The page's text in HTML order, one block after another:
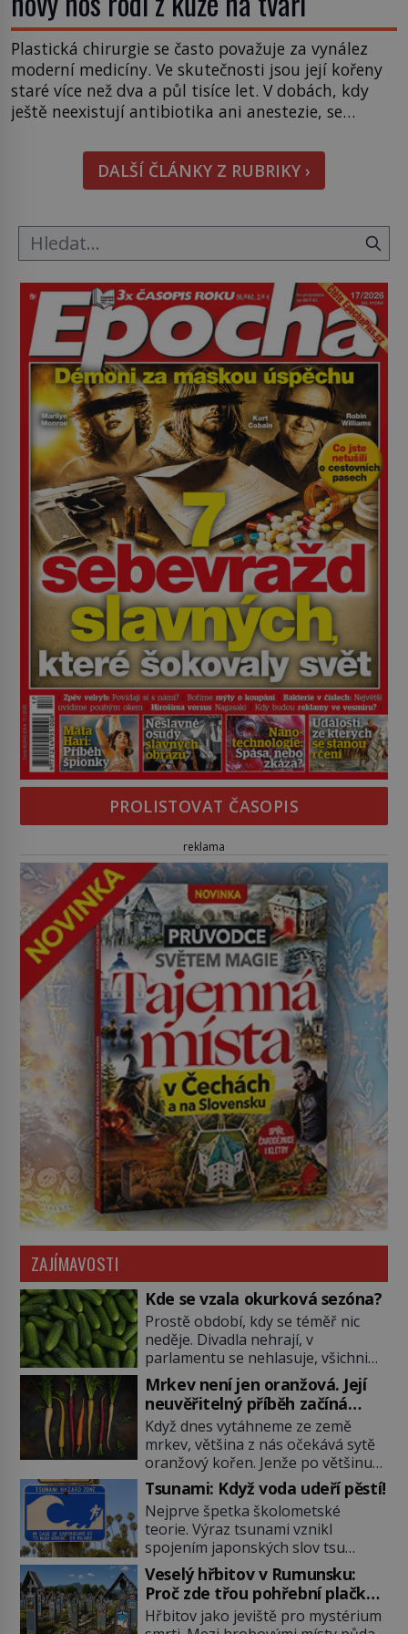
Plastická chirurgie se často považuje za vynález
moderní medicíny. Ve skutečnosti jsou její kořeny
staré více než dva a půl tisíce let. V dobách, kdy
ještě neexistují antibiotika ani anestezie, se
znetvořené válkou, tresty nebo nehodami. Jejich
metody jsou překvapivě promyšlené a některé
principy používají chirurgové dodnes. Úplně první
DALŠÍ ČLÁNKY Z RUBRIKY ›
PROLISTOVAT ČASOPIS
reklama
ZAJÍMAVOSTI
Kde se vzala okurková sezóna?
Prostě období, kdy se téměř nic
neděje. Divadla nehrají, v
parlamentu se nehlasuje, všichni
jsou na dovolené a média tak
nemají o čem mluvit a psát. A
vymýšlejí si proto témata, které
nikoho nezajímají. Proč je však ona
letní doba spojovaná zrovna s
okurkami? Okurkovou sezónu
známe už od poloviny 19. století,
ovšem jako Češi […]
Mrkev není jen oranžová. Její
neuvěřitelný příběh začíná
fialovou barvou
Když dnes vytáhneme ze země
mrkev, většina z nás očekává sytě
oranžový kořen. Jenže po většinu
své historie je mrkev všechno
možné, jen ne oranžová. Je fialová,
žlutá, bílá, někdy dokonce téměř
černá. Až díky stovkám let
pečlivého šlechtění se z ní stává
zelenina, bez které si českou
zahradu ani nedokážeme
představit. Její příběh je […]
Tsunami: Když voda udeří pěstí!
Nejprve špetka školometské
teorie. Výraz tsunami vznikl
spojením japonských slov tsu
(přístav) a nami (vlna). Jedná se o
dlouhou vlnu, která je na volném
moři takřka nepostřehnutelná.
Ačkoli je vlnová délka tsunami i 300
Veselý hřbitov v Rumunsku:
Proč zde třou pohřební plačky
bídu s nouzí?
Hřbitov jako jeviště pro mystérium